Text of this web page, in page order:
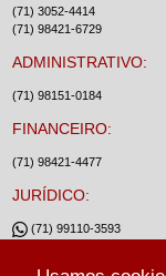
(71) 3052-4414
(71) 98421-6729
ADMINISTRATIVO:
(71) 98151-0184
FINANCEIRO:
(71) 98421-4477
JURÍDICO:
(71) 99110-3593